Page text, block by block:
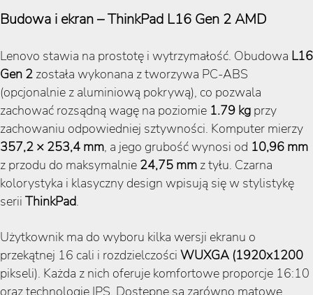
Budowa i ekran – ThinkPad L16 Gen 2 AMD
Lenovo stawia na prostotę i wytrzymałość. Obudowa L16
Gen 2 została wykonana z tworzywa PC-ABS
(opcjonalnie z aluminiową pokrywą), co pozwala
zachować rozsądną wagę na poziomie 1.79 kg przy
zachowaniu odpowiedniej sztywności. Komputer mierzy
357,2 × 253,4 mm, a jego grubość wynosi od 10,96 mm
z przodu do maksymalnie 24,75 mm z tyłu. Czarna
kolorystyka i klasyczny design wpisują się w stylistykę
serii ThinkPad.
Użytkownik ma do wyboru kilka wersji ekranu o
przekątnej 16 cali i rozdzielczości WUXGA (1920x1200
pikseli). Każda z nich oferuje komfortowe proporcje 16:10
oraz technologię IPS. Dostępne są zarówno matowe